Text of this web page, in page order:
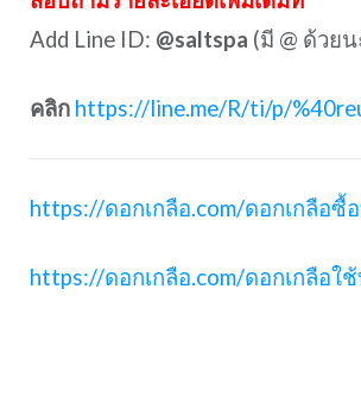
Add Line ID: @saltspa (มี @ ด้วย
คลิก https://line.me/R/ti/p/
https://ดอกเกลือ.com/ดอกเกลือซื้
https://ดอกเกลือ.com/ดอกเกลือใ